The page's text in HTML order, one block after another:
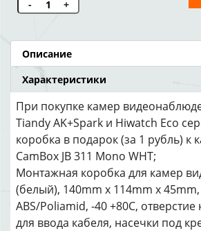
-
+
Описание
Характеристики
При покупке камер
Tiandy AK+Spark и Hiwatch Eco
коробка в подарок (за 1 рубль) к
CamBox JB 311 Mono WHT;
Монтажная коробка для камер
(белый), 140mm x 114mm x 45mm,
ABS/Poliamid, -40 +80С,
для ввода кабеля, насечки под